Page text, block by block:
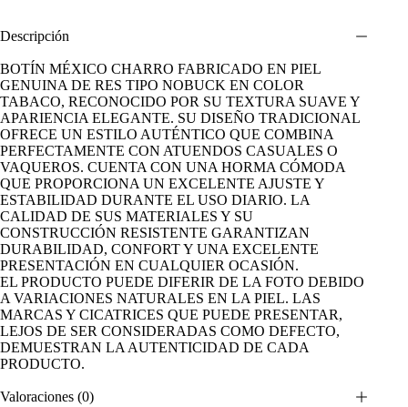
Descripción
BOTÍN MÉXICO CHARRO FABRICADO EN PIEL
GENUINA DE RES TIPO NOBUCK EN COLOR
TABACO, RECONOCIDO POR SU TEXTURA SUAVE Y
APARIENCIA ELEGANTE. SU DISEÑO TRADICIONAL
OFRECE UN ESTILO AUTÉNTICO QUE COMBINA
PERFECTAMENTE CON ATUENDOS CASUALES O
VAQUEROS. CUENTA CON UNA HORMA CÓMODA
QUE PROPORCIONA UN EXCELENTE AJUSTE Y
ESTABILIDAD DURANTE EL USO DIARIO. LA
CALIDAD DE SUS MATERIALES Y SU
CONSTRUCCIÓN RESISTENTE GARANTIZAN
DURABILIDAD, CONFORT Y UNA EXCELENTE
PRESENTACIÓN EN CUALQUIER OCASIÓN.
EL PRODUCTO PUEDE DIFERIR DE LA FOTO DEBIDO
A VARIACIONES NATURALES EN LA PIEL. LAS
MARCAS Y CICATRICES QUE PUEDE PRESENTAR,
LEJOS DE SER CONSIDERADAS COMO DEFECTO,
DEMUESTRAN LA AUTENTICIDAD DE CADA
PRODUCTO.
Valoraciones (0)